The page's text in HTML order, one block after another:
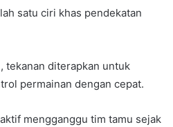
satu ciri khas pendekatan
tekanan diterapkan untuk
permainan dengan cepat.
mengganggu tim tamu sejak